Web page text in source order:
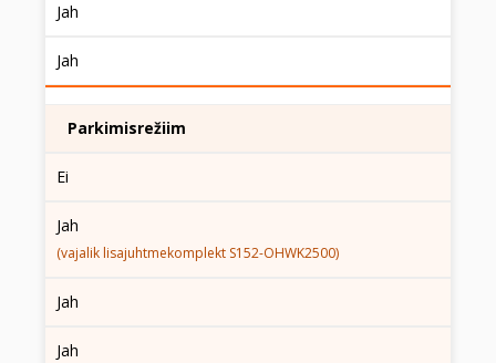
Jah
Jah
Parkimisrežiim
Ei
Jah
(vajalik lisajuhtmekomplekt S152-OHWK2500)
Jah
Jah